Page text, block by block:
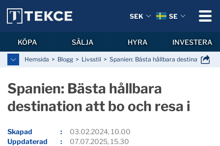
Hemsida Blogg Livsstil Spanien: Bästa hållbara destination att
Spanien: Bästa hållbara
destination att bo och resa i
Skapad
03.02.2024, 10.00
Uppdaterad
07.07.2025, 15.30
SEK SE
KÖPA SÄLJA HYRA INVESTERA